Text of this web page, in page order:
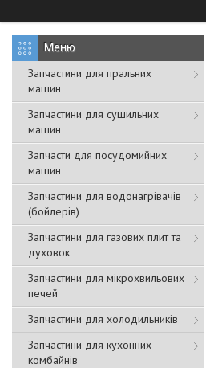
Запчастини для пральних
машин
Запчастини для сушильних
машин
Запчасти для посудомийних
машин
Запчастини для водонагрівачів
(бойлерів)
Запчастини для газових плит та
духовок
Запчастини для мікрохвильових
печей
Запчастини для холодильників
Запчастини для кухонних
комбайнів